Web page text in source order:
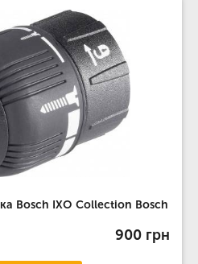
Bosch IXO Collection Bosch
900 грн